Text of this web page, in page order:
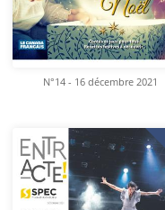
N°14 - 16 décembre 2021